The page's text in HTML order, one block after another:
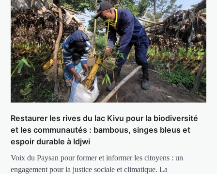
Restaurer les rives du lac Kivu pour la biodiversité
et les communautés : bambous, singes bleus et
espoir durable à Idjwi
Voix du Paysan pour former et informer les citoyens : un
engagement pour la justice sociale et climatique. La